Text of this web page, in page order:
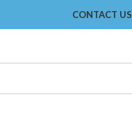
CONTACT US